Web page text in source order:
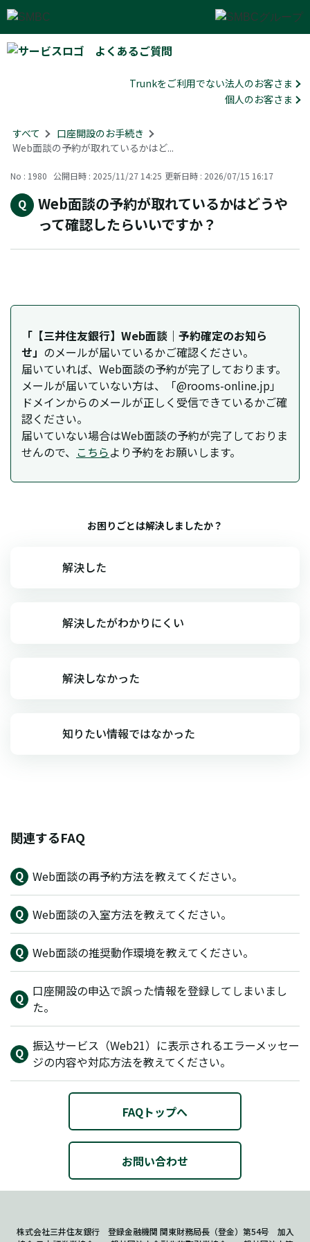
よくあるご質問
Trunkをご利用でない法人のお客さま
個人のお客さま
すべて > 口座開設のお手続き >
Web面談の予約が取れているかはど...
No : 1980 公開日時 : 2025/11/27 14:25 更新日時 : 2026/07/15 16:17
Web面談の予約が取れているかはどうや
って確認したらいいですか？
「【三井住友銀行】Web面談｜予約確定のお知ら
せ」 のメールが届いているかご確認ください。
届いていれば、Web面談の予約が完了しております。
メールが届いていない方は、「@rooms-online.jp」
ドメインからのメールが正しく受信できているかご確
認ください。
届いていない場合はWeb面談の予約が完了しておりま
せんので、 こちらより予約をお願いします。
お困りごとは解決しましたか？
解決した
解決したがわかりにくい
解決しなかった
知りたい情報ではなかった
関連するFAQ
Web面談の再予約方法を教えてください。
Web面談の入室方法を教えてください。
Web面談の推奨動作環境を教えてください。
口座開設の申込で誤った情報を登録してしまいまし
た。
振込サービス（Web21）に表示されるエラーメッセー
ジの内容や対応方法を教えてください。
FAQトップへ
お問い合わせ
株式会社三井住友銀行 登録金融機関 関東財務局長（登金）第54号 加入